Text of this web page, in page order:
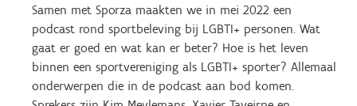
Samen met Sporza maakten we in mei 2022 een
podcast rond sportbeleving bij LGBTI+ personen. Wat
gaat er goed en wat kan er beter? Hoe is het leven
binnen een sportvereniging als LGBTI+ sporter? Allemaal
onderwerpen die in de podcast aan bod komen.